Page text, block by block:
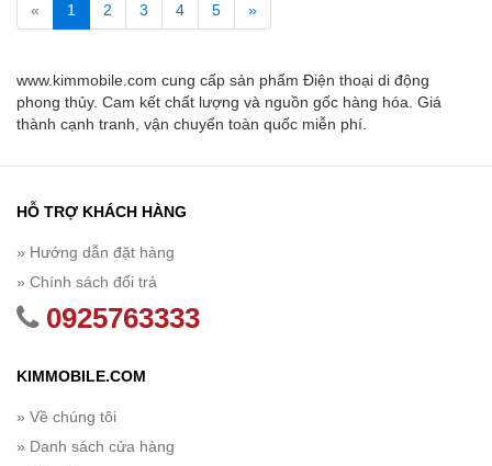
« 1 2 3 4 5 »
www.kimmobile.com cung cấp sản phẩm Điện thoại di động
phong thủy. Cam kết chất lượng và nguồn gốc hàng hóa. Giá
thành cạnh tranh, vận chuyển toàn quốc miễn phí.
HỖ TRỢ KHÁCH HÀNG
» Hướng dẫn đặt hàng
» Chính sách đổi trả
0925763333
KIMMOBILE.COM
» Về chúng tôi
» Danh sách cửa hàng